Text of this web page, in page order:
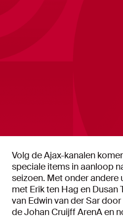
Volg de Ajax-kanalen
speciale items in aanloop
seizoen. Met onder
met Erik ten Hag en Dusan
van Edwin van der Sar
de Johan Cruijff ArenA en